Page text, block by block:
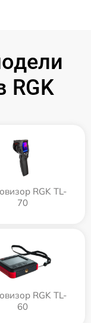
RGK
RGK TL-
70
RGK TL-
60